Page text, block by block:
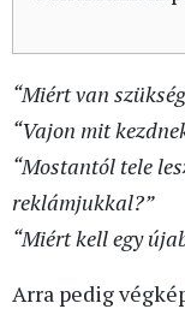
“Miért van
“Vajon mit
“Mostantól tele
reklámjukkal?”
“Miért kell egy
Arra pedig